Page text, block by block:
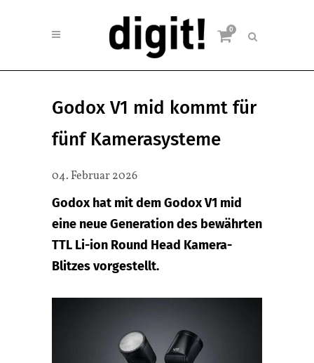
0
Godox V1 mid kommt für
fünf Kamerasysteme
04. Februar 2026
Godox hat mit dem Godox V1 mid
eine neue Generation des bewährten
TTL Li-ion Round Head Kamera-
Blitzes vorgestellt.